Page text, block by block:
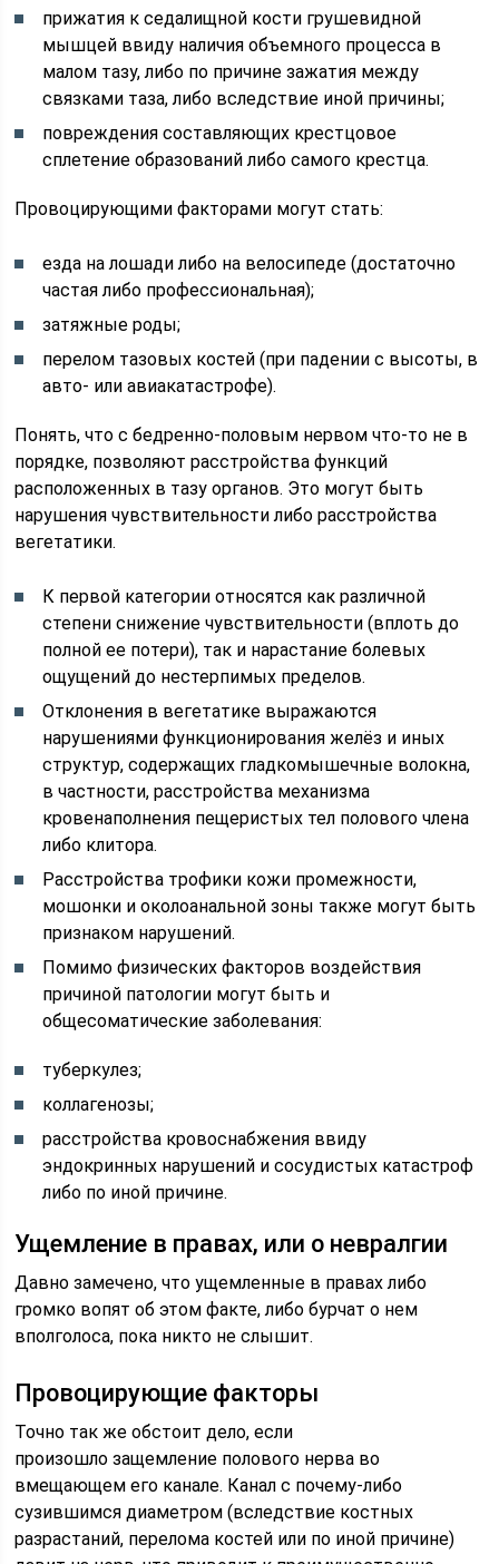
прижатия к седалищной кости грушевидной
мышцей ввиду наличия объемного процесса в
малом тазу, либо по причине зажатия между
связками таза, либо вследствие иной причины;
повреждения составляющих крестцовое
сплетение образований либо самого крестца.
Провоцирующими факторами могут стать:
езда на лошади либо на велосипеде (достаточно
частая либо профессиональная);
затяжные роды;
перелом тазовых костей (при падении с высоты, в
авто- или авиакатастрофе).
Понять, что с бедренно-половым нервом что-то не в
порядке, позволяют расстройства функций
расположенных в тазу органов. Это могут быть
нарушения чувствительности либо расстройства
вегетатики.
К первой категории относятся как различной
степени снижение чувствительности (вплоть до
полной ее потери), так и нарастание болевых
ощущений до нестерпимых пределов.
Отклонения в вегетатике выражаются
нарушениями функционирования желёз и иных
структур, содержащих гладкомышечные волокна,
в частности, расстройства механизма
кровенаполнения пещеристых тел полового члена
либо клитора.
Расстройства трофики кожи промежности,
мошонки и околоанальной зоны также могут быть
признаком нарушений.
Помимо физических факторов воздействия
причиной патологии могут быть и
общесоматические заболевания:
туберкулез;
коллагенозы;
расстройства кровоснабжения ввиду
эндокринных нарушений и сосудистых катастроф
либо по иной причине.
Ущемление в правах, или о невралгии
Давно замечено, что ущемленные в правах либо
громко вопят об этом факте, либо бурчат о нем
вполголоса, пока никто не слышит.
Провоцирующие факторы
Точно так же обстоит дело, если
произошло защемление полового нерва во
вмещающем его канале. Канал с почему-либо
сузившимся диаметром (вследствие костных
разрастаний, перелома костей или по иной причине)